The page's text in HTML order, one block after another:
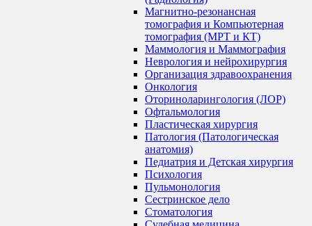
Магнитно-резонансная
томография и Компьютерная
томография (МРТ и КТ)
Маммология и Маммография
Неврология и нейрохирургия
Организация здравоохранения
Онкология
Оториноларингология (ЛОР)
Офтальмология
Пластическая хирургия
Патология (Патологическая
анатомия)
Педиатрия и Детская хирургия
Психология
Пульмонология
Сестринское дело
Стоматология